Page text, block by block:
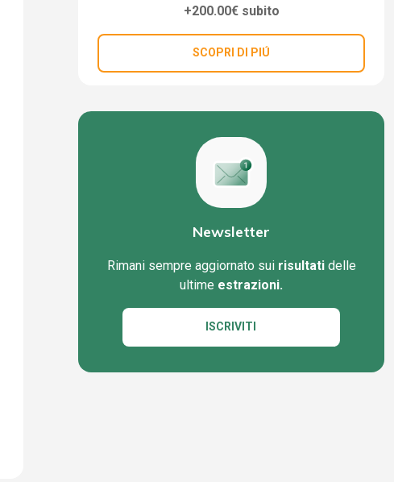
+200.00€ subito
SCOPRI DI PIÚ
Newsletter
Rimani sempre aggiornato sui risultatidelle
ultime estrazioni.
ISCRIVITI